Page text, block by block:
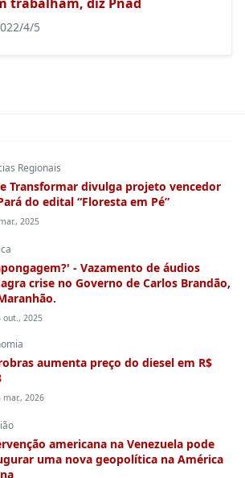
4/5
Regionais
Transformar divulga projeto vencedor
do edital “Floresta em Pé”
2025
- Vazamento de áudios
crise no Governo de Carlos Brandão,
out., 2025
aumenta preço do diesel em R$
mar., 2026
americana na Venezuela pode
uma nova geopolítica na América